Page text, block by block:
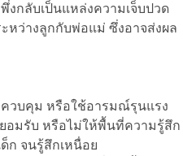
งกลับเป็นแหล่งความเจ็บปวด
หว่างลูกกับพ่อแม่ ซึ่งอาจส่งผล
ควบคุม หรือใช้อารมณ์รุนแรง
อมรับ หรือไม่ให้พื้นที่ความรู้สึก
ก จนรู้สึกเหนื่อย